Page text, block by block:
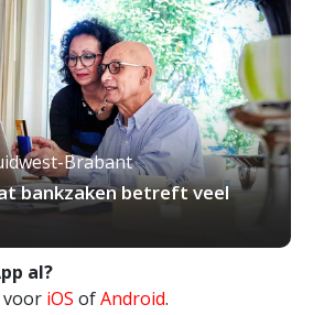
Brabant
bankzaken betreft veel
al?
voor iOS ofAndroid.